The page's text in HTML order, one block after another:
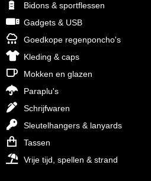
Bidons & sportflessen
Gadgets & USB
Goedkope regenponcho's
Kleding & caps
Mokken en glazen
Paraplu's
Schrijfwaren
Sleutelhangers & lanyards
Tassen
Vrije tijd, spellen & strand